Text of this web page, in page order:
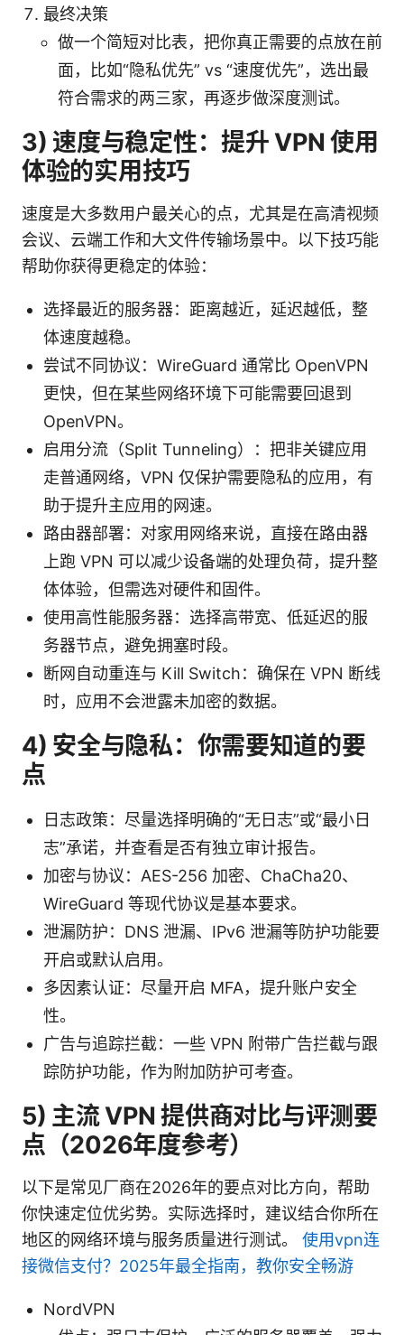
最终决策
做一个简短对比表，把你真正需要的点放在前
面，比如“隐私优先” vs “速度优先”，选出最
符合需求的两三家，再逐步做深度测试。
3) 速度与稳定性：提升 VPN 使用
体验的实用技巧
速度是大多数用户最关心的点，尤其是在高清视频
会议、云端工作和大文件传输场景中。以下技巧能
帮助你获得更稳定的体验：
选择最近的服务器：距离越近，延迟越低，整
体速度越稳。
尝试不同协议：WireGuard 通常比 OpenVPN
更快，但在某些网络环境下可能需要回退到
OpenVPN。
启用分流（Split Tunneling）：把非关键应用
走普通网络，VPN 仅保护需要隐私的应用，有
助于提升主应用的网速。
路由器部署：对家用网络来说，直接在路由器
上跑 VPN 可以减少设备端的处理负荷，提升整
体体验，但需选对硬件和固件。
使用高性能服务器：选择高带宽、低延迟的服
务器节点，避免拥塞时段。
断网自动重连与 Kill Switch：确保在 VPN 断线
时，应用不会泄露未加密的数据。
4) 安全与隐私：你需要知道的要
点
日志政策：尽量选择明确的“无日志”或“最小日
志”承诺，并查看是否有独立审计报告。
加密与协议：AES-256 加密、ChaCha20、
WireGuard 等现代协议是基本要求。
泄漏防护：DNS 泄漏、IPv6 泄漏等防护功能要
开启或默认启用。
多因素认证：尽量开启 MFA，提升账户安全
性。
广告与追踪拦截：一些 VPN 附带广告拦截与跟
踪防护功能，作为附加防护可考查。
5) 主流 VPN 提供商对比与评测要
点（2026年度参考）
以下是常见厂商在2026年的要点对比方向，帮助
你快速定位优劣势。实际选择时，建议结合你所在
地区的网络环境与服务质量进行测试。 使用vpn连
接微信支付？2025年最全指南，教你安全畅游
NordVPN